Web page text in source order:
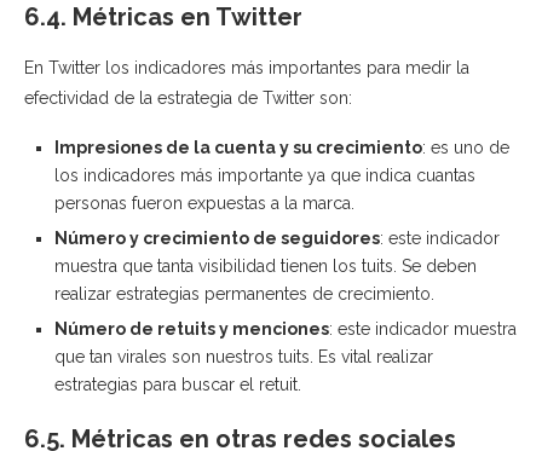
6.4. Métricas en Twitter
En Twitter los indicadores más importantes para medir la
efectividad de la estrategia de Twitter son:
Impresiones de la cuenta y su crecimiento: es uno de
los indicadores más importante ya que indica cuantas
personas fueron expuestas a la marca.
Número y crecimiento de seguidores: este indicador
muestra que tanta visibilidad tienen los tuits. Se deben
realizar estrategias permanentes de crecimiento.
Número de retuits y menciones: este indicador muestra
que tan virales son nuestros tuits. Es vital realizar
estrategias para buscar el retuit.
6.5. Métricas en otras redes sociales